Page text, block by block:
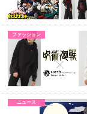
ファッション
ニュース